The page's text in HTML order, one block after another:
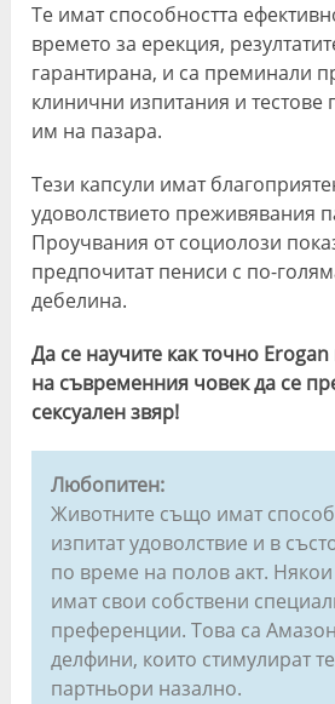
Те имат способността
времето за ерекция,
гарантирана, и са преминали
клинични изпитания и тестове
им на пазара.
Тези капсули имат
удоволствието преживявания
Проучвания от социолози
предпочитат пениси с по-
дебелина.
Да се ​​научите как точно
на съвременния човек да се
сексуален звяр!
Любопитен:
Животните също имат
изпитат удоволствие и в
по време на полов акт.
имат свои собствени
преференции. Това са
делфини, които стимулират
партньори назално.